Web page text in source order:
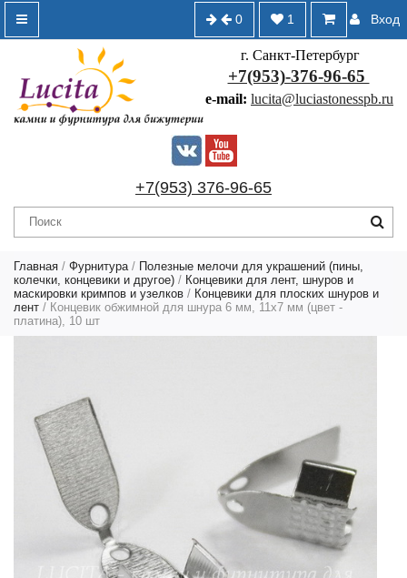
Вход
1
0
г. Санкт-Петербург
+7(953)-376-96-65
e-mail: lucita@luciastonesspb.ru
+7(953) 376-96-65
Главная / Фурнитура / Полезные мелочи для украшений (пины,
колечки, концевики и другое) / Концевики для лент, шнуров и
маскировки кримпов и узелков / Концевики для плоских шнуров и
лент / Концевик обжимной для шнура 6 мм, 11х7 мм (цвет -
платина), 10 шт